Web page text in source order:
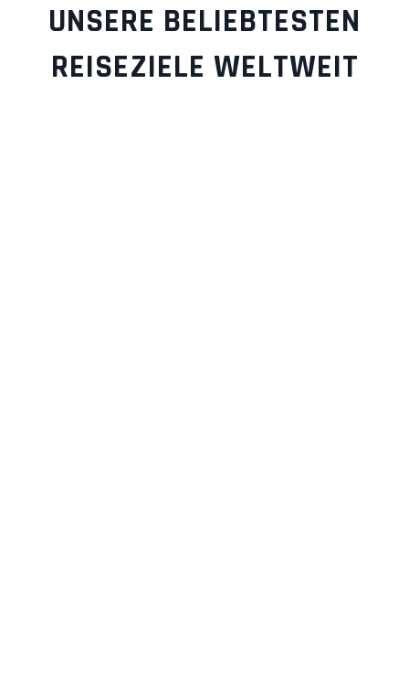
UNSERE BELIEBTESTEN
REISEZIELE WELTWEIT